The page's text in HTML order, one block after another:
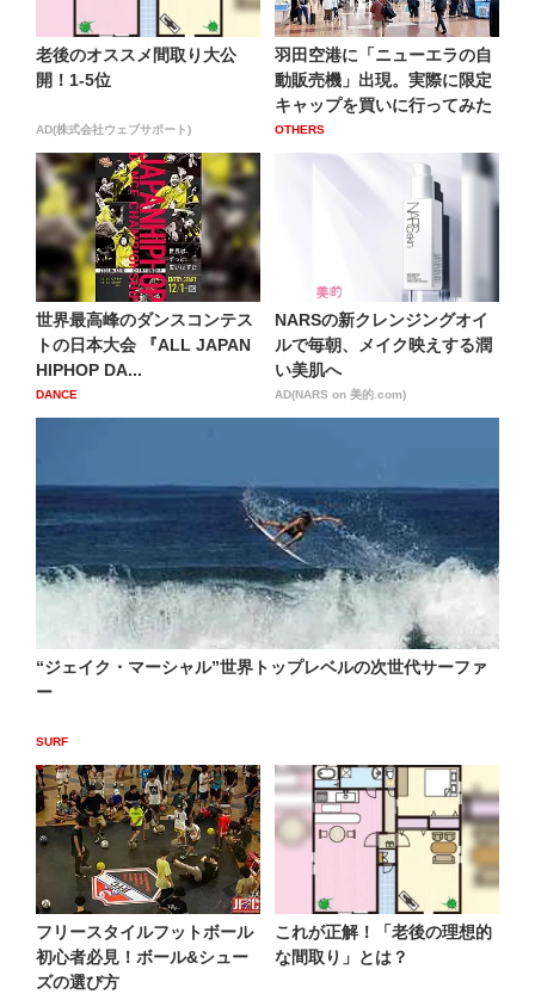
老後のオススメ間取り大公
開！1-5位
AD(株式会社ウェブサポート)
羽田空港に「ニューエラの自
動販売機」出現。実際に限定
キャップを買いに行ってみた
OTHERS
世界最高峰のダンスコンテス
トの日本大会 『ALL JAPAN
HIPHOP DA...
DANCE
NARSの新クレンジングオイ
ルで毎朝、メイク映えする潤
い美肌へ
AD(NARS on 美的.com)
“ジェイク・マーシャル”世界トップレベルの次世代サーファ
ー
SURF
フリースタイルフットボール
初心者必見！ボール&シュー
ズの選び方
これが正解！「老後の理想的
な間取り」とは？